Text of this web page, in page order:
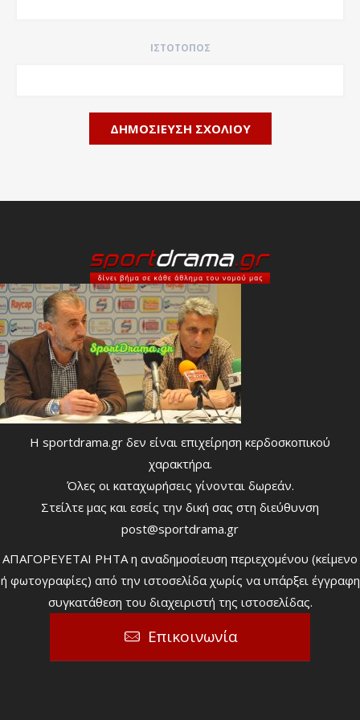
ΙΣΤΌΤΟΠΟΣ
Η sportdrama.gr δεν είναι επιχείρηση κερδοσκοπικού
χαρακτήρα.
Όλες οι καταχωρήσεις γίνονται δωρεάν.
Στείλτε μας και εσείς την δική σας στη διεύθυνση
post@sportdrama.gr
ΑΠΑΓΟΡΕΥΕΤΑΙ ΡΗΤΑ η αναδημοσίευση περιεχομένου (κείμενο
ή φωτογραφίες) από την ιστοσελίδα χωρίς να υπάρξει έγγραφη
συγκατάθεση του διαχειριστή της ιστοσελίδας.
Επικοινωνία